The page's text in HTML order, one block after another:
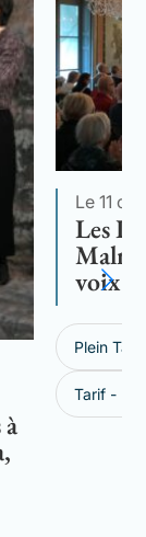
Le 11
Les
voix
Plein Tarif
Tarif - 26